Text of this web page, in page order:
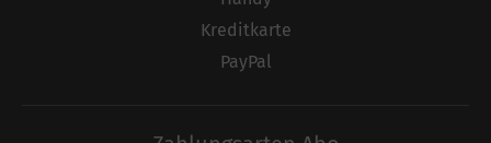
Kreditkarte
PayPal